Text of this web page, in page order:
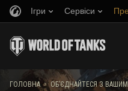
Ігри Сервіси
Музика
Граємо за правилами
Wargaming.net Game Center
Довідник з Twitch Drops
Запросити друга
Discord
Портал модів
ГОЛОВНА ОБ’ЄДНАЙТЕСЯ З